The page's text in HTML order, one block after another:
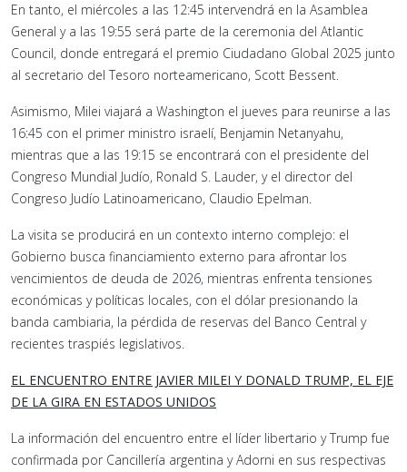
En tanto, el miércoles a las 12:45 intervendrá en la Asamblea
General y a las 19:55 será parte de la ceremonia del Atlantic
Council, donde entregará el premio Ciudadano Global 2025 junto
al secretario del Tesoro norteamericano, Scott Bessent.
Asimismo, Milei viajará a Washington el jueves para reunirse a las
16:45 con el primer ministro israelí, Benjamin Netanyahu,
mientras que a las 19:15 se encontrará con el presidente del
Congreso Mundial Judío, Ronald S. Lauder, y el director del
Congreso Judío Latinoamericano, Claudio Epelman.
La visita se producirá en un contexto interno complejo: el
Gobierno busca financiamiento externo para afrontar los
vencimientos de deuda de 2026, mientras enfrenta tensiones
económicas y políticas locales, con el dólar presionando la
banda cambiaria, la pérdida de reservas del Banco Central y
recientes traspiés legislativos.
EL ENCUENTRO ENTRE JAVIER MILEI Y DONALD TRUMP, EL EJE
DE LA GIRA EN ESTADOS UNIDOS
La información del encuentro entre el líder libertario y Trump fue
confirmada por Cancillería argentina y Adorni en sus respectivas